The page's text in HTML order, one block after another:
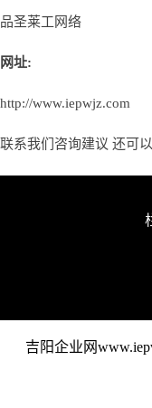
品圣莱工网络
网址:
http://www.iepwjz.com
联系我们咨询建议 还可以
吉阳企业网